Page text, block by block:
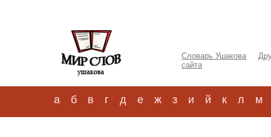
Словарь Ушакова
сайта
а б в г д е ж з и й к л м